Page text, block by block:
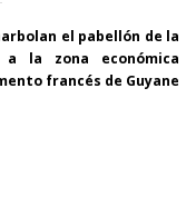
el pabellón de la
a la zona económica
francés de Guyane